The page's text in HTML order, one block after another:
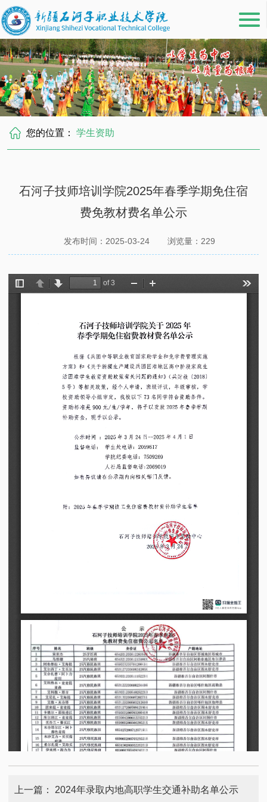
您的位置：学生资助
石河子技师培训学院2025年春季学期免住宿
费免教材费名单公示
发布时间：2025-03-24 浏览量： 229
上一篇： 2024年录取内地高职学生交通补助名单公示